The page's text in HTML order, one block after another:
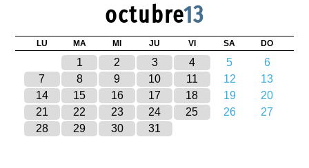
octubre13
LU MA MI JU VI SA DO
1 2 3 4 5
6
7
8 9 10 11 12
13
14
15 16 17 18 19
20
21
22 23 24 25 26
27
28
29 30 31